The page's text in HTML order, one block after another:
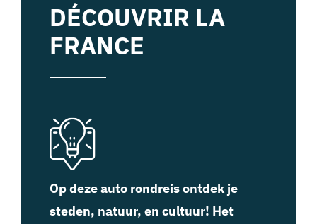
DÉCOUVRIR LA
FRANCE
Op deze auto rondreis ontdek je
steden, natuur, en cultuur! Het